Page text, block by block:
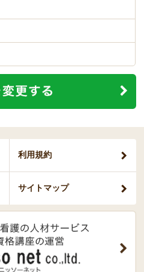
利用規約
サイトマップ